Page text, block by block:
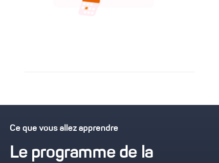
Ce que vous allez apprendre
Le programme de la